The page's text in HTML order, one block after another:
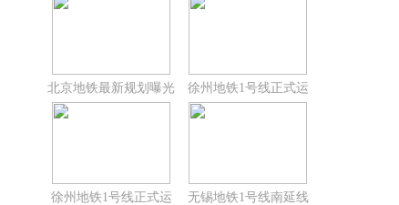
北京地铁最新规划曝光 徐州地铁1号线正式运
徐州地铁1号线正式运 无锡地铁1号线南延线